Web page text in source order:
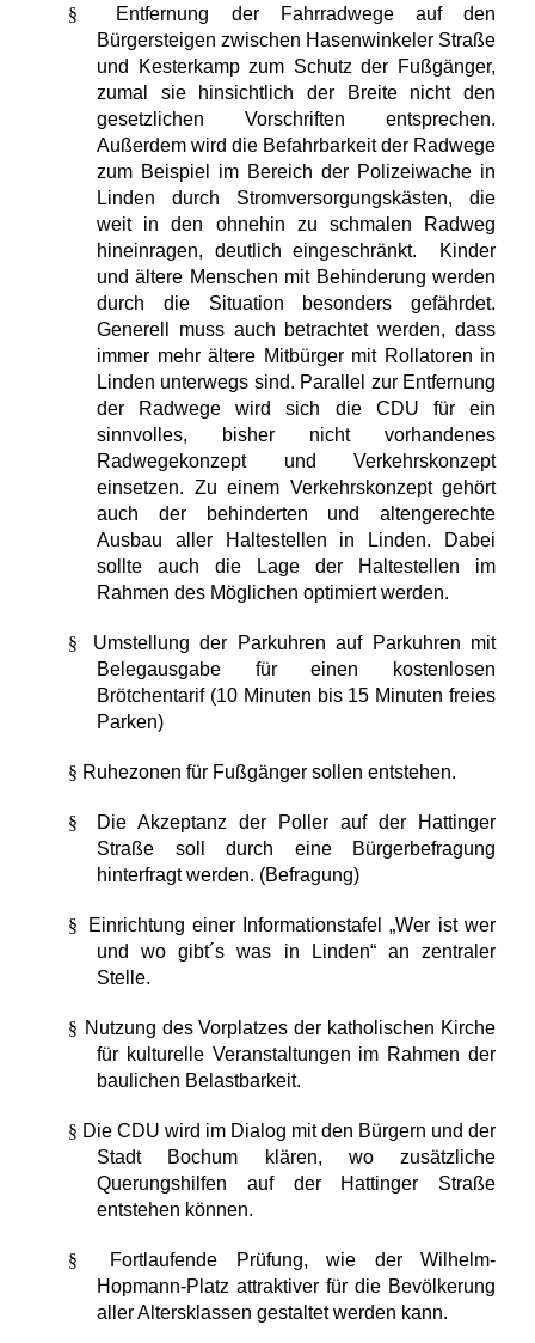
§
Entfernung der Fahrradwege auf den
Bürgersteigen zwischen Hasenwinkeler Straße
und Kesterkamp zum Schutz der Fußgänger,
zumal sie hinsichtlich der Breite nicht den
gesetzlichen Vorschriften entsprechen.
Außerdem wird die Befahrbarkeit der Radwege
zum Beispiel im Bereich der Polizeiwache in
Linden durch Stromversorgungskästen, die
weit in den ohnehin zu schmalen Radweg
hineinragen, deutlich eingeschränkt.
Kinder
und ältere Menschen mit Behinderung werden
durch die Situation besonders gefährdet.
Generell muss auch betrachtet werden, dass
immer mehr ältere Mitbürger mit Rollatoren in
Linden unterwegs sind. Parallel zur Entfernung
der Radwege wird sich die CDU für ein
sinnvolles, bisher nicht vorhandenes
Radwegekonzept und Verkehrskonzept
einsetzen. Zu einem Verkehrskonzept gehört
auch der behinderten und altengerechte
Ausbau aller Haltestellen in Linden. Dabei
sollte auch die Lage der Haltestellen im
Rahmen des Möglichen optimiert werden.
§
Umstellung der Parkuhren auf Parkuhren mit
Belegausgabe für einen kostenlosen
Brötchentarif (10 Minuten bis 15 Minuten freies
Parken)
§ Ruhezonen für Fußgänger sollen entstehen.
§
Die Akzeptanz der Poller auf der Hattinger
Straße soll durch eine Bürgerbefragung
hinterfragt werden. (Befragung)
§
Einrichtung einer Informationstafel „Wer ist wer
und wo gibt´s was in Linden“ an zentraler
Stelle.
§ Nutzung des Vorplatzes der katholischen Kirche
für kulturelle Veranstaltungen im Rahmen der
baulichen Belastbarkeit.
§ Die CDU wird im Dialog mit den Bürgern und der
Stadt Bochum klären, wo zusätzliche
Querungshilfen auf der Hattinger Straße
entstehen können.
§
Fortlaufende Prüfung, wie der Wilhelm-
Hopmann-Platz attraktiver für die Bevölkerung
aller Altersklassen gestaltet werden kann.